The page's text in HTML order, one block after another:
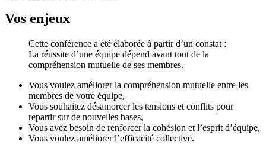
Vos enjeux
Cette conférence a été élaborée à partir d’un constat :
La réussite d’une équipe dépend avant tout de la
compréhension mutuelle de ses membres.
Vous voulez améliorer la compréhension mutuelle entre les
membres de votre équipe,
Vous souhaitez désamorcer les tensions et conflits pour
repartir sur de nouvelles bases,
Vous avez besoin de renforcer la cohésion et l’esprit d’équipe,
Vous voulez améliorer l’efficacité collective.